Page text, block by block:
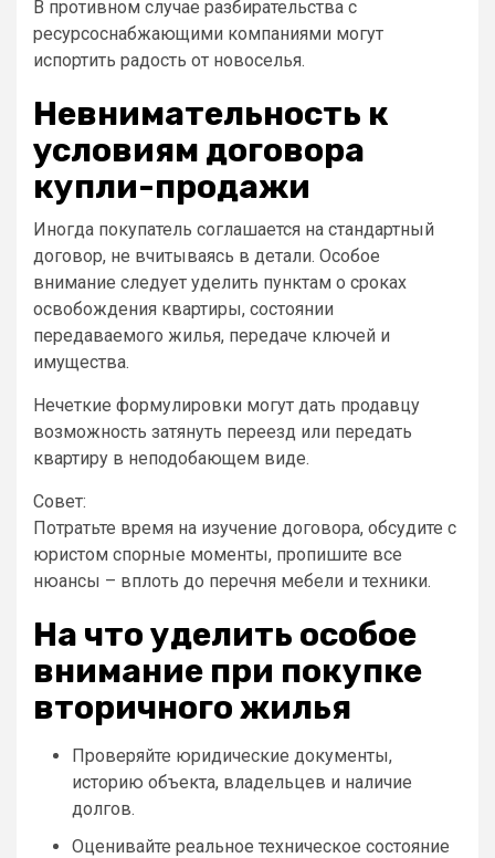
В противном случае разбирательства с
ресурсоснабжающими компаниями могут
испортить радость от новоселья.
Невнимательность к
условиям договора
купли-продажи
Иногда покупатель соглашается на стандартный
договор, не вчитываясь в детали. Особое
внимание следует уделить пунктам о сроках
освобождения квартиры, состоянии
передаваемого жилья, передаче ключей и
имущества.
Нечеткие формулировки могут дать продавцу
возможность затянуть переезд или передать
квартиру в неподобающем виде.
Совет:
Потратьте время на изучение договора, обсудите с
юристом спорные моменты, пропишите все
нюансы – вплоть до перечня мебели и техники.
На что уделить особое
внимание при покупке
вторичного жилья
Проверяйте юридические документы,
историю объекта, владельцев и наличие
долгов.
Оценивайте реальное техническое состояние